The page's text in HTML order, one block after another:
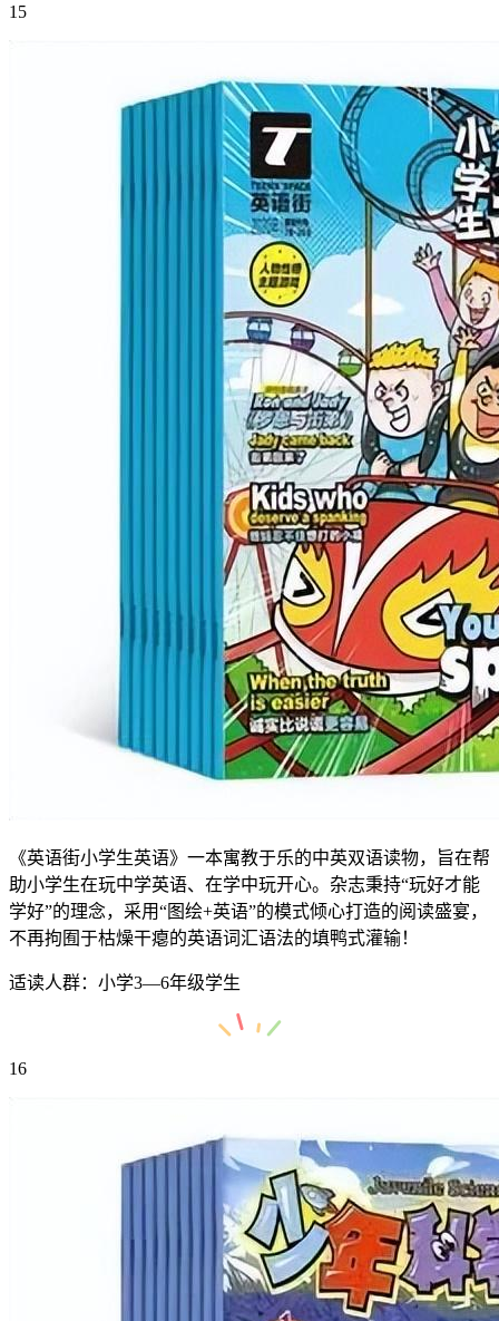
15
《英语街小学生英语》一本寓教于乐的中英双语读物，旨在帮
助小学生在玩中学英语、在学中玩开心。杂志秉持“玩好才能
学好”的理念，采用“图绘+英语”的模式倾心打造的阅读盛宴，
不再拘囿于枯燥干瘪的英语词汇语法的填鸭式灌输！
适读人群：小学3—6年级学生
16